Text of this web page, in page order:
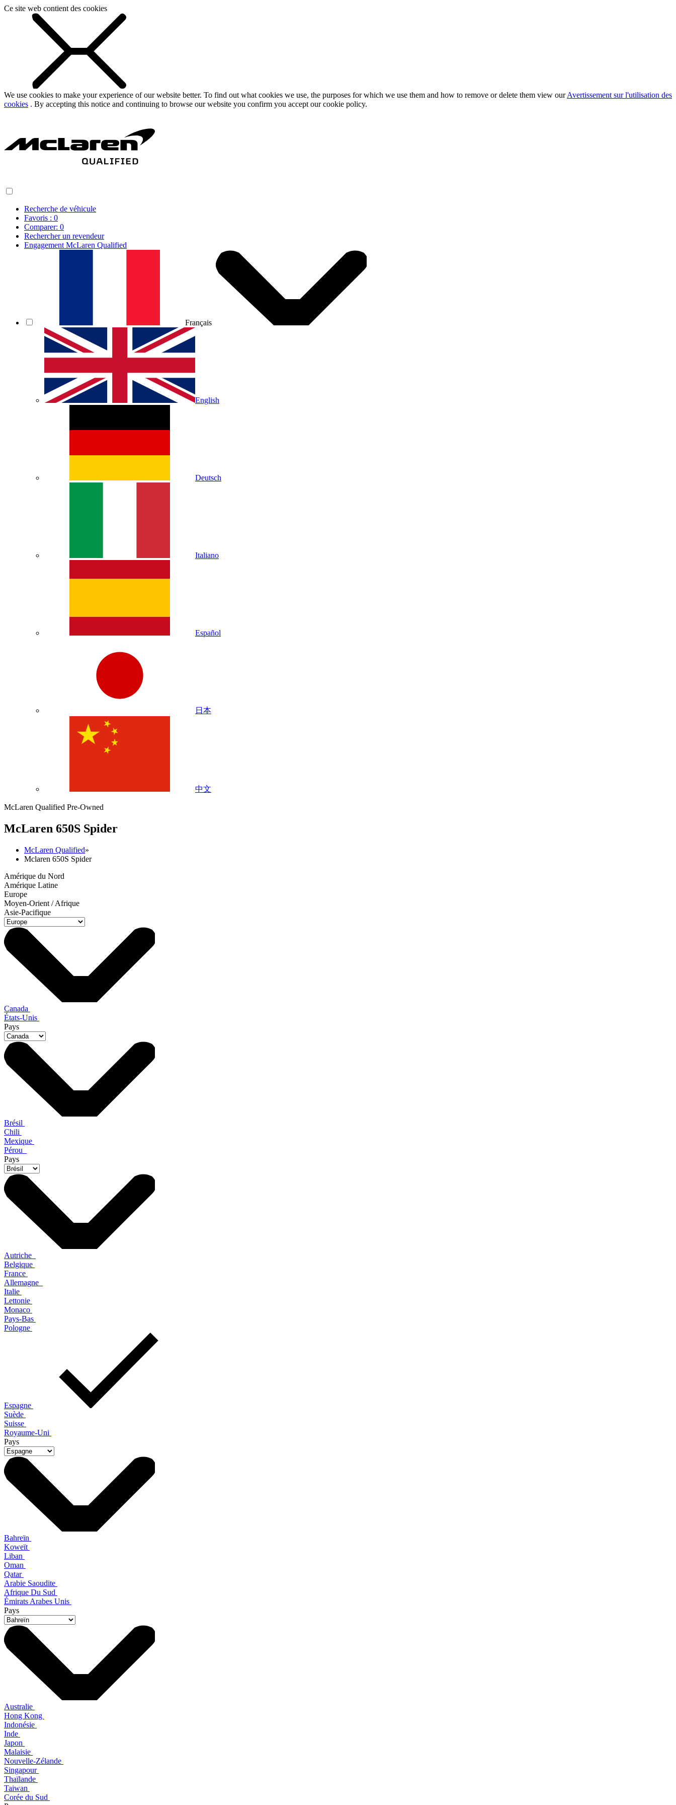
Ce site web contient des cookies
We use cookies to make your experience of our website better. To find out what cookies we use, the purposes for which we use them and how to remove or delete them view ourAvertissement sur l'utilisation des
cookies . By accepting this notice and continuing to browse our website you confirm you accept our cookie policy.
Recherche de véhicule
Favoris : 0
Comparer: 0
Rechercher un revendeur
Engagement McLaren Qualified
Français
English
Deutsch
Italiano
Español
日本
中文
McLaren Qualified Pre-Owned
McLaren 650S Spider
McLaren Qualified»
Mclaren 650S Spider
Amérique du Nord
Amérique Latine
Europe
Moyen-Orient / Afrique
Asie-Pacifique
Canada
États-Unis
Pays
Brésil
Chili
Mexique
Pérou
Pays
Autriche
Belgique
France
Allemagne
Italie
Lettonie
Monaco
Pays-Bas
Pologne
Espagne
Suède
Suisse
Royaume-Uni
Pays
Bahreïn
Koweït
Liban
Oman
Qatar
Arabie Saoudite
Afrique Du Sud
Émirats Arabes Unis
Pays
Australie
Hong Kong
Indonésie
Inde
Japon
Malaisie
Nouvelle-Zélande
Singapour
Thaïlande
Taiwan
Corée du Sud